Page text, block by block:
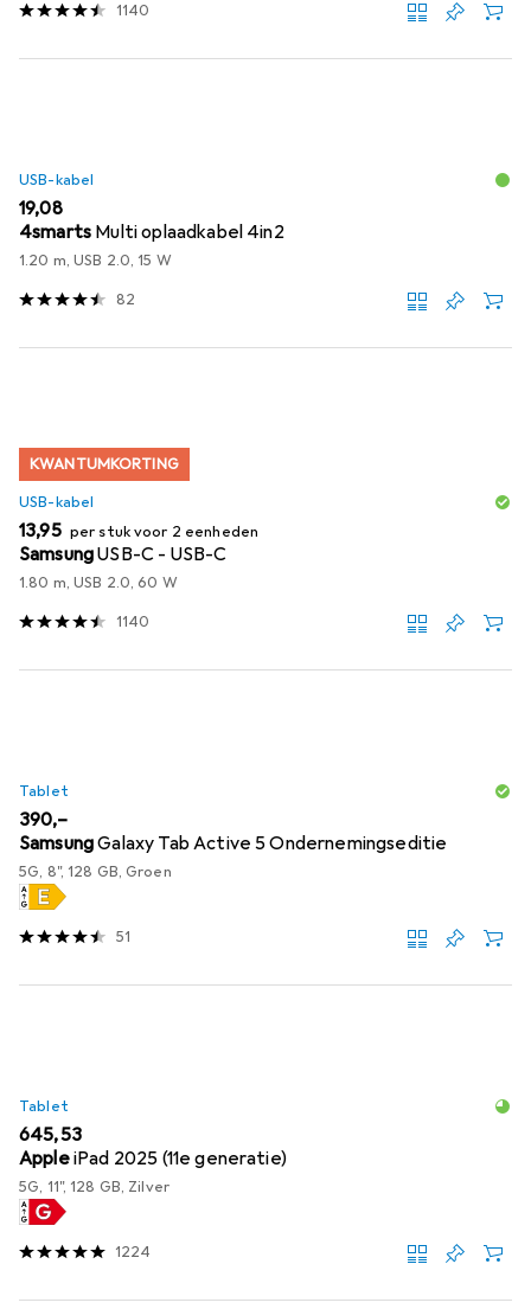
1140
USB-kabel
EUR
19,08
4smarts Multi oplaadkabel 4in2
1.20 m, USB 2.0, 15 W
82
KWANTUMKORTING
USB-kabel
EUR
13,95 per stuk voor 2 eenheden
SamsungUSB-C - USB-C
1.80 m, USB 2.0, 60 W
1140
Tablet
EUR
390,–
SamsungGalaxy Tab Active 5 Ondernemingseditie
5G, 8", 128 GB, Groen
51
Tablet
EUR
645,53
AppleiPad 2025 (11e generatie)
5G, 11", 128 GB, Zilver
1224